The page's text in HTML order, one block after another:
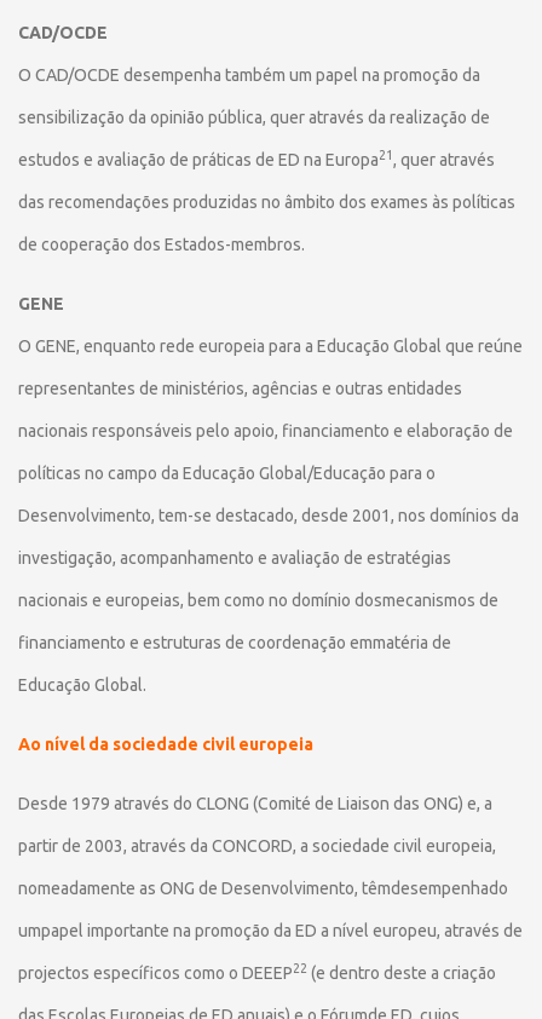
CAD/OCDE
O CAD/OCDE desempenha também um papel na promoção da
sensibilização da opinião pública, quer através da realização de
estudos e avaliação de práticas de ED na Europa21, quer através
das recomendações produzidas no âmbito dos exames às políticas
de cooperação dos Estados-membros.
GENE
O GENE, enquanto rede europeia para a Educação Global que reúne
representantes de ministérios, agências e outras entidades
nacionais responsáveis pelo apoio, financiamento e elaboração de
políticas no campo da Educação Global/Educação para o
Desenvolvimento, tem-se destacado, desde 2001, nos domínios da
investigação, acompanhamento e avaliação de estratégias
nacionais e europeias, bem como no domínio dosmecanismos de
financiamento e estruturas de coordenação emmatéria de
Educação Global.
Ao nível da sociedade civil europeia
Desde 1979 através do CLONG (Comité de Liaison das ONG) e, a
partir de 2003, através da CONCORD, a sociedade civil europeia,
nomeadamente as ONG de Desenvolvimento, têmdesempenhado
umpapel importante na promoção da ED a nível europeu, através de
projectos específicos como o DEEEP22 (e dentro deste a criação